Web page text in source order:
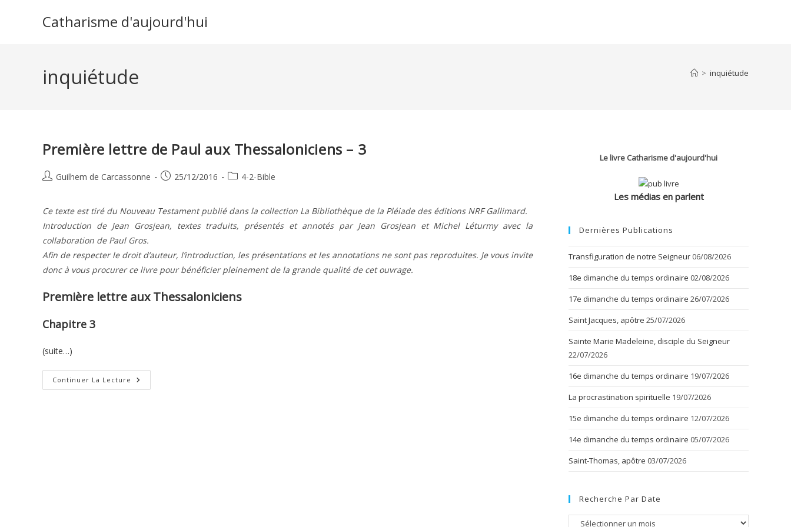
Catharisme d'aujourd'hui
inquiétude > inquiétude
Première lettre de Paul aux Thessaloniciens – 3
Auteur/autrice
publication :
Guilhem de Carcassonne
Publication
25/12/2016
Post4-2-Bible
Ce texte est tiré du Nouveau Testament publié dans la collection La Bibliothèque de la Pléiade des éditions NRF Gallimard.
Introduction de Jean Grosjean, textes traduits, présentés et annotés par Jean Grosjean et Michel Léturmy avec la
collaboration de Paul Gros.
Afin de respecter le droit d’auteur, l’introduction, les présentations et les annotations ne sont pas reproduites. Je vous invite
donc à vous procurer ce livre pour bénéficier pleinement de la grande qualité de cet ouvrage.
Première lettre aux Thessaloniciens
Chapitre 3
(suite…)
Continuer La Lecture Première
Lettre
Le livre Catharisme d'aujourd'hui
Les médias en parlent
Dernières Publications
Transfiguration de notre Seigneur 06/08/2026
18e dimanche du temps ordinaire 02/08/2026
17e dimanche du temps ordinaire 26/07/2026
Saint Jacques, apôtre 25/07/2026
Sainte Marie Madeleine, disciple du Seigneur
22/07/2026
16e dimanche du temps ordinaire 19/07/2026
La procrastination spirituelle 19/07/2026
15e dimanche du temps ordinaire 12/07/2026
14e dimanche du temps ordinaire 05/07/2026
Saint-Thomas, apôtre 03/07/2026
Recherche Par Date
Recherche